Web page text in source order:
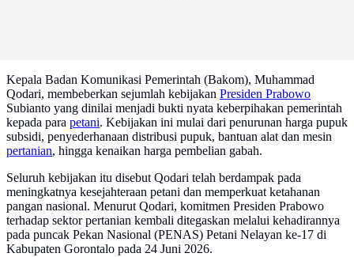
Kepala Badan Komunikasi Pemerintah (Bakom), Muhammad
Qodari, membeberkan sejumlah kebijakan Presiden Prabowo
Subianto yang dinilai menjadi bukti nyata keberpihakan pemerintah
kepada para petani. Kebijakan ini mulai dari penurunan harga pupuk
subsidi, penyederhanaan distribusi pupuk, bantuan alat dan mesin
pertanian, hingga kenaikan harga pembelian gabah.
Seluruh kebijakan itu disebut Qodari telah berdampak pada
meningkatnya kesejahteraan petani dan memperkuat ketahanan
pangan nasional. Menurut Qodari, komitmen Presiden Prabowo
terhadap sektor pertanian kembali ditegaskan melalui kehadirannya
pada puncak Pekan Nasional (PENAS) Petani Nelayan ke-17 di
Kabupaten Gorontalo pada 24 Juni 2026.